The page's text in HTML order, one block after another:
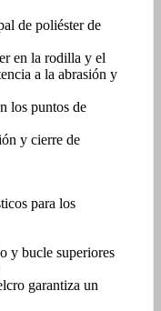
de poliéster de
en la rodilla y el
a la abrasión y
los puntos de
y cierre de
para los
y bucle superiores
garantiza un